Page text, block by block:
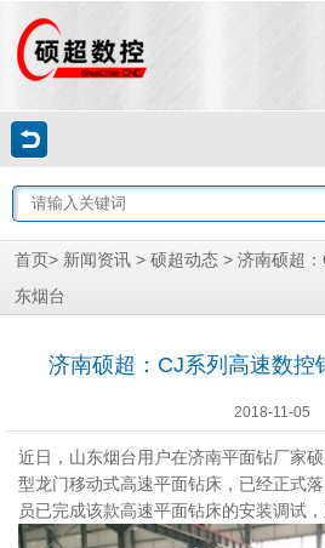
首页> 新闻资讯 > 硕超动态 > 济南硕超
东烟台
济南硕超：CJ系列高速数控
2018-11-05
近日，山东烟台用户在济南平面钻厂家
型龙门移动式高速平面钻床，已经正式
员已完成该款高速平面钻床的安装调试，